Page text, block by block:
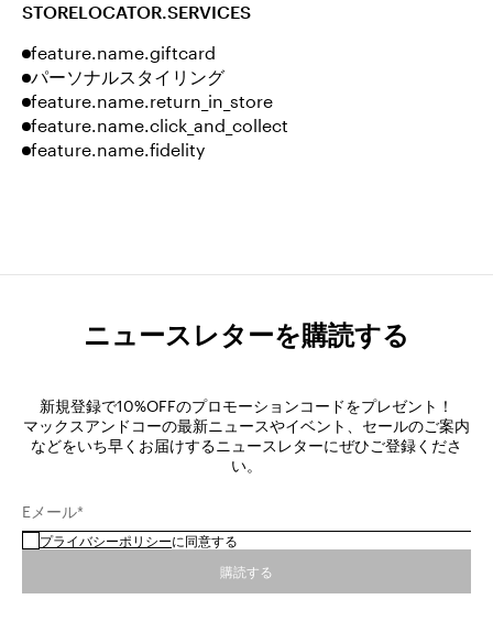
STORELOCATOR.SERVICES
feature.name.giftcard
パーソナルスタイリング
feature.name.return_in_store
feature.name.click_and_collect
feature.name.fidelity
ニュースレターを購読する
新規登録で10%OFFのプロモーションコードをプレゼント！
マックスアンドコーの最新ニュースやイベント、セールのご案内
などをいち早くお届けするニュースレターにぜひご登録くださ
い。
Eメール*
プライバシーポリシーに同意する
購読する